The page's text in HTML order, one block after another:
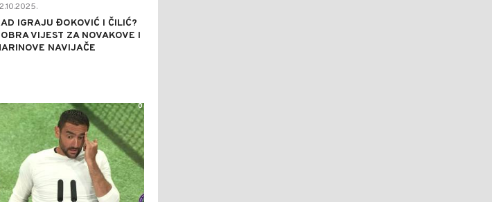
IGRAJU ĐOKOVIĆ I ČILIĆ?
VIJEST ZA NOVAKOVE I
NAVIJAČE
0